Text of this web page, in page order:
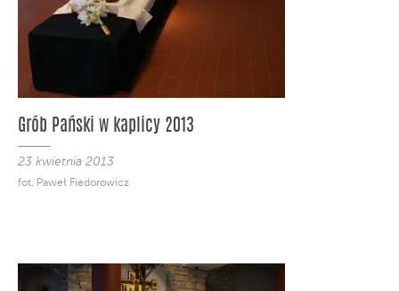
Grób Pański w kaplicy 2013
23 kwietnia 2013
fot. Paweł Fiedorowicz